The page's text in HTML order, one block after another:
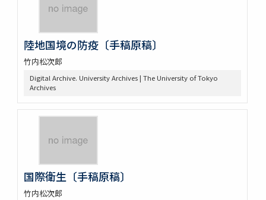
陸地国境の防疫〔手稿原稿〕
竹内松次郎
Digital Archive. University Archives | The University of Tokyo
Archives
国際衛生〔手稿原稿〕
竹内松次郎